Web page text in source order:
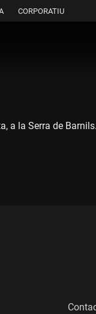
CORPORATIU
a la Serra de